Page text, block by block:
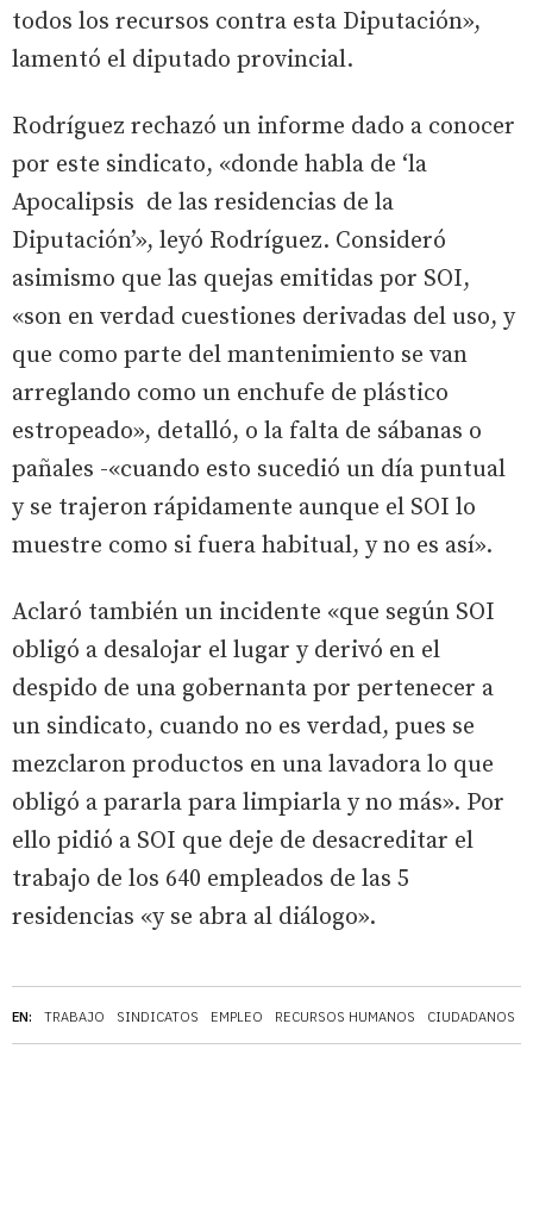
EN: TRABAJO SINDICATOS EMPLEO RECURSOS HUMANOS CIUDADANOS
todos los recursos contra esta Diputación»,
lamentó el diputado provincial.
Rodríguez rechazó un informe dado a conocer
por este sindicato, «donde habla de ‘la
Apocalipsis de las residencias de la
Diputación’», leyó Rodríguez. Consideró
asimismo que las quejas emitidas por SOI,
«son en verdad cuestiones derivadas del uso, y
que como parte del mantenimiento se van
arreglando como un enchufe de plástico
estropeado», detalló, o la falta de sábanas o
pañales -«cuando esto sucedió un día puntual
y se trajeron rápidamente aunque el SOI lo
muestre como si fuera habitual, y no es así».
Aclaró también un incidente «que según SOI
obligó a desalojar el lugar y derivó en el
despido de una gobernanta por pertenecer a
un sindicato, cuando no es verdad, pues se
mezclaron productos en una lavadora lo que
obligó a pararla para limpiarla y no más». Por
ello pidió a SOI que deje de desacreditar el
trabajo de los 640 empleados de las 5
residencias «y se abra al diálogo».